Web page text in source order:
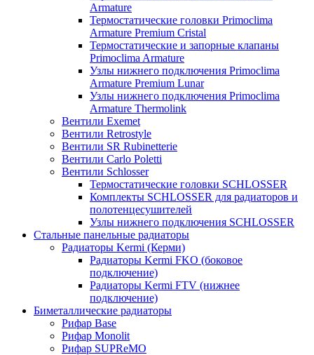
Armature
Термостатические головки Primoclima
Armature Premium Cristal
Термостатические и запорные клапаны
Primoclima Armature
Узлы нижнего подключения Primoclima
Armature Premium Lunar
Узлы нижнего подключения Primoclima
Armature Thermolink
Вентили Exemet
Вентили Retrostyle
Вентили SR Rubinetterie
Вентили Carlo Poletti
Вентили Schlosser
Термостатические головки SCHLOSSER
Комплекты SCHLOSSER для радиаторов и
полотенцесушителей
Узлы нижнего подключения SCHLOSSER
Стальные панельные радиаторы
Радиаторы Kermi (Керми)
Радиаторы Kermi FKO (боковое
подключение)
Радиаторы Kermi FTV (нижнее
подключение)
Биметаллические радиаторы
Рифар Base
Рифар Monolit
Рифар SUPReMO